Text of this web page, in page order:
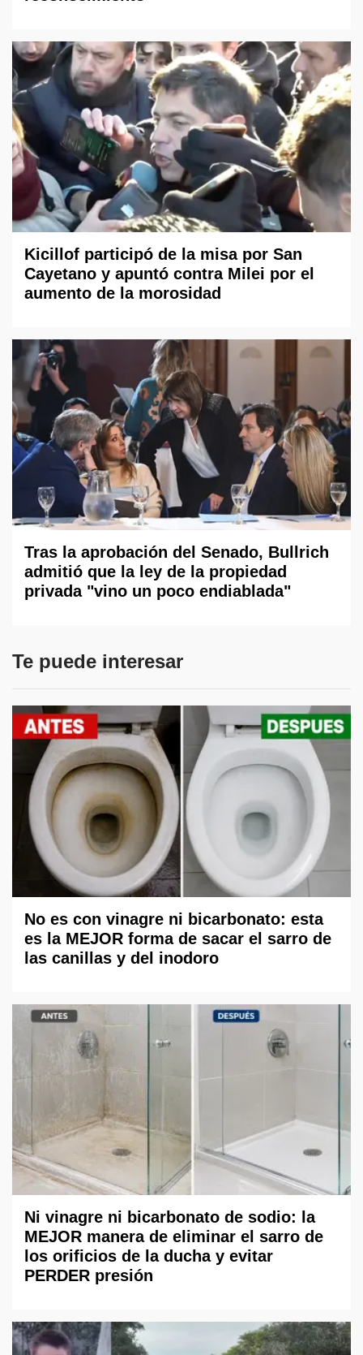
Kicillof participó de la misa por San
Cayetano y apuntó contra Milei por el
aumento de la morosidad
Tras la aprobación del Senado, Bullrich
admitió que la ley de la propiedad
privada "vino un poco endiablada"
Te puede interesar
No es con vinagre ni bicarbonato: esta
es la MEJOR forma de sacar el sarro de
las canillas y del inodoro
Ni vinagre ni bicarbonato de sodio: la
MEJOR manera de eliminar el sarro de
los orificios de la ducha y evitar
PERDER presión